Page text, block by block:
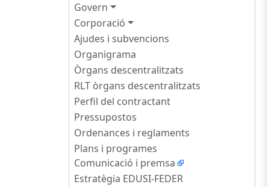
Govern
Corporació
Ajudes i subvencions
Organigrama
Òrgans descentralitzats
RLT òrgans descentralitzats
Perfil del contractant
Pressupostos
Ordenances i reglaments
Plans i programes
Comunicació i premsa
Estratègia EDUSI-FEDER